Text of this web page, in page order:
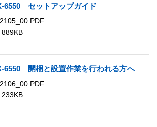
6550 セットアップガイド
889KB
6550 開梱と設置作業を行われる方へ
233KB